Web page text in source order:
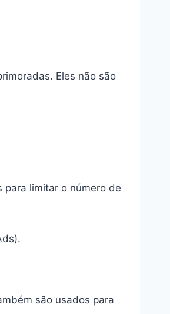
Eles não são
para limitar o número de
são usados para